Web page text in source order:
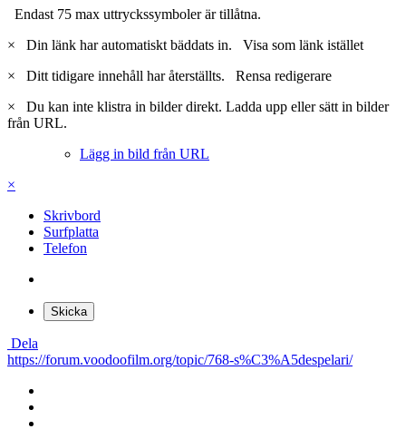
Endast 75 max uttryckssymboler är tillåtna.
×
Din länk har automatiskt bäddats in. Visa som länk istället
×
Ditt tidigare innehåll har återställts. Rensa redigerare
×
Du kan inte klistra in bilder direkt. Ladda upp eller sätt in bilder
från URL.
Lägg in bild från URL
×
Skrivbord
Surfplatta
Telefon
Skicka
Dela
https://forum.voodoofilm.org/topic/768-s%C3%A5despelari/